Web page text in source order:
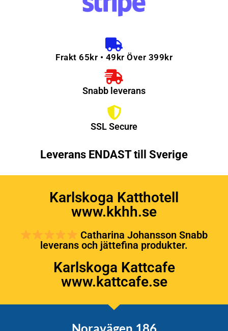
Frakt 65kr • 49kr Över 399kr
Snabb leverans
SSL Secure
Leverans ENDAST till Sverige
Karlskoga Katthotell
www.kkhh.se
Catharina Johansson Snabb
leverans och jättefina produkter.
Karlskoga Kattcafe
www.kattcafe.se